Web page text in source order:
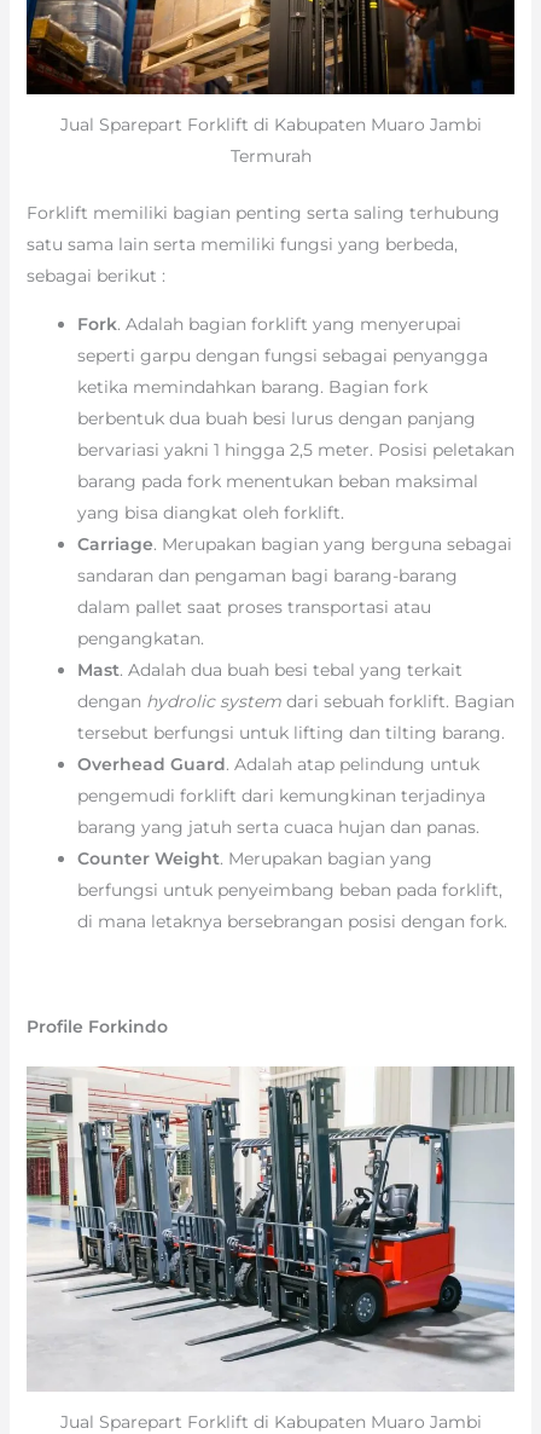
Jual Sparepart Forklift di Kabupaten Muaro Jambi
Termurah
Forklift memiliki bagian penting serta saling terhubung
satu sama lain serta memiliki fungsi yang berbeda,
sebagai berikut :
Fork. Adalah bagian forklift yang menyerupai
seperti garpu dengan fungsi sebagai penyangga
ketika memindahkan barang. Bagian fork
berbentuk dua buah besi lurus dengan panjang
bervariasi yakni 1 hingga 2,5 meter. Posisi peletakan
barang pada fork menentukan beban maksimal
yang bisa diangkat oleh forklift.
Carriage. Merupakan bagian yang berguna sebagai
sandaran dan pengaman bagi barang-barang
dalam pallet saat proses transportasi atau
pengangkatan.
Mast. Adalah dua buah besi tebal yang terkait
dengan hydrolic systemdari sebuah forklift. Bagian
tersebut berfungsi untuk lifting dan tilting barang.
Overhead Guard. Adalah atap pelindung untuk
pengemudi forklift dari kemungkinan terjadinya
barang yang jatuh serta cuaca hujan dan panas.
Counter Weight. Merupakan bagian yang
berfungsi untuk penyeimbang beban pada forklift,
di mana letaknya bersebrangan posisi dengan fork.
Profile Forkindo
Jual Sparepart Forklift di Kabupaten Muaro Jambi